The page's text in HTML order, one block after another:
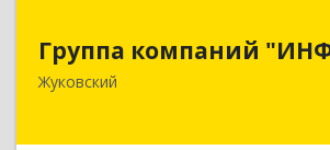
Группа компаний
Жуковский
140180, Московская обл,